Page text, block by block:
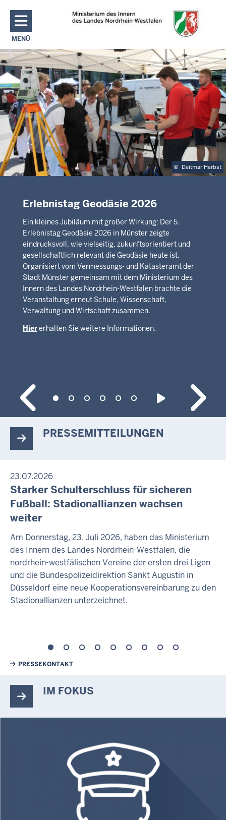
Direkt zum Inhalt
MENÜ
NAVIGATION AKTIVIEREN/DEAKTIVIEREN: MAIN MENU
© Deitmar Herbst
Erlebnistag Geodäsie 2026
Ein kleines Jubiläum mit großer Wirkung: Der 5.
Erlebnistag Geodäsie 2026 in Münster zeigte
eindrucksvoll, wie vielseitig, zukunftsorientiert und
gesellschaftlich relevant die Geodäsie heute ist.
Organisiert vom Vermessungs- und Katasteramt der
Stadt Münster gemeinsam mit dem Ministerium des
Innern des Landes Nordrhein-Westfalen brachte die
Veranstaltung erneut Schule, Wissenschaft,
Verwaltung und Wirtschaft zusammen.
Hiererhalten Sie weitere Informationen.
PRESSEMITTEILUNGEN
23.07.2026
Starker Schulterschluss für sicheren
Fußball: Stadionallianzen wachsen
weiter
Am Donnerstag, 23. Juli 2026, haben das Ministerium
des Innern des Landes Nordrhein-Westfalen, die
nordrhein-westfälischen Vereine der ersten drei Ligen
und die Bundespolizeidirektion Sankt Augustin in
Düsseldorf eine neue Kooperationsvereinbarung zu den
Stadionallianzen unterzeichnet.
Weiterführende Links
PRESSEKONTAKT
IM FOKUS